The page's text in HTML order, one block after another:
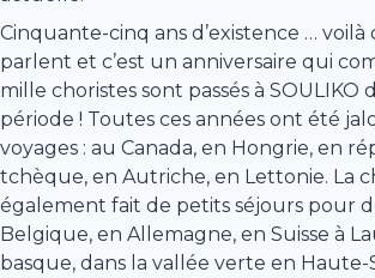
Cinquante-cinq ans d’existence … voilà
parlent et c’est un anniversaire qui
mille choristes sont passés à
période ! Toutes ces années ont été
voyages : au Canada, en Hongrie, en
tchèque, en Autriche, en Lettonie. La
également fait de petits séjours pour
Belgique, en Allemagne, en Suisse à
basque, dans la vallée verte en Haute-